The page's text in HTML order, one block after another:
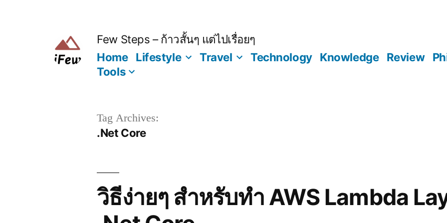
Few Steps – ก้าวสั้นๆ แต่ไปเรื่อยๆ
Home
Lifestyle Travel Technology Knowledge Review
Tools
Tag Archives:
.Net Core
วิธีง่ายๆ สำหรับทำ AWS Lambda